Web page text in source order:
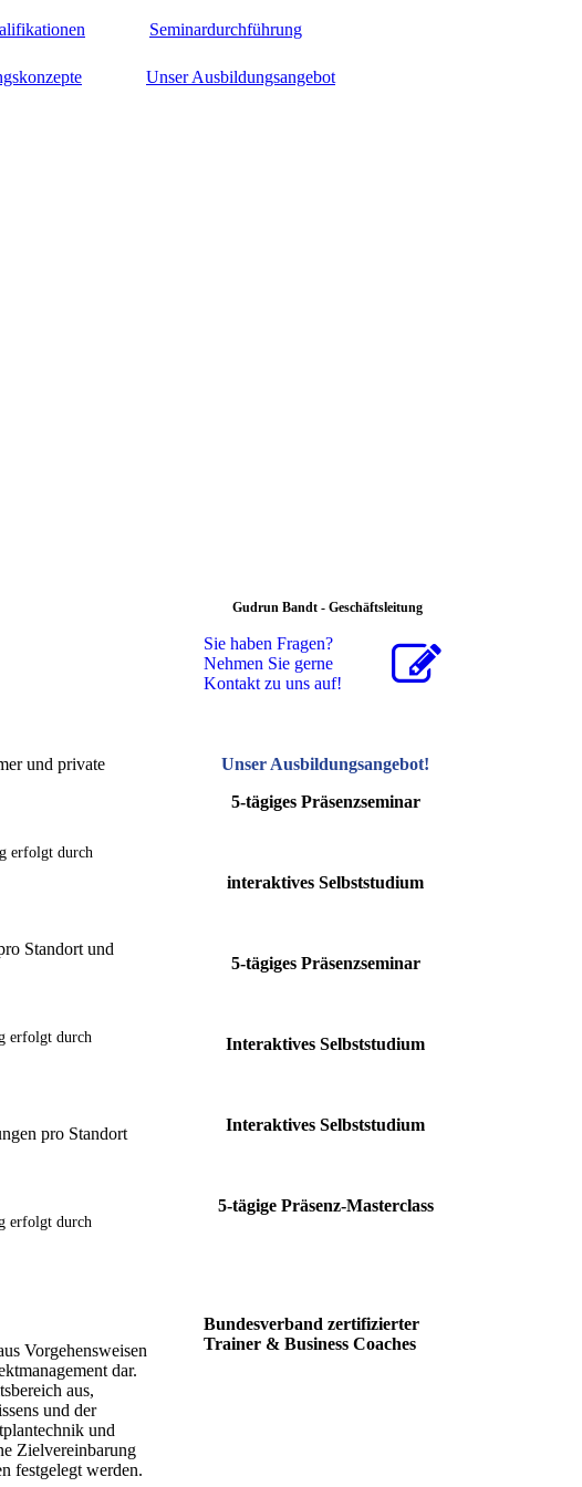
Seminardurchführung
Unser Ausbildungsangebot
und private
erfolgt durch
Standort und
erfolgt durch
pro Standort
erfolgt durch
Vorgehensweisen
dar.
aus,
und der
und
Zielvereinbarung
festgelegt werden.
Gudrun Bandt - Geschäftsleitung
Sie haben Fragen?
Nehmen Sie gerne
Kontakt zu uns auf!
Unser Ausbildungsangebot!
5-tägiges Präsenzseminar
interaktives Selbststudium
5-tägiges Präsenzseminar
Interaktives Selbststudium
Interaktives Selbststudium
5-tägige Präsenz-Masterclass
Bundesverband zertifizierter
Trainer & Business Coaches